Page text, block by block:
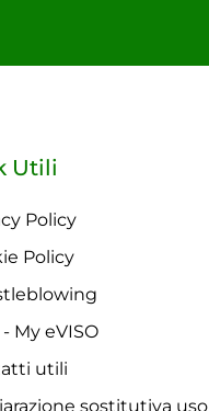
Utili
Policy
Policy
- My eVISO
utili
sostitutiva uso